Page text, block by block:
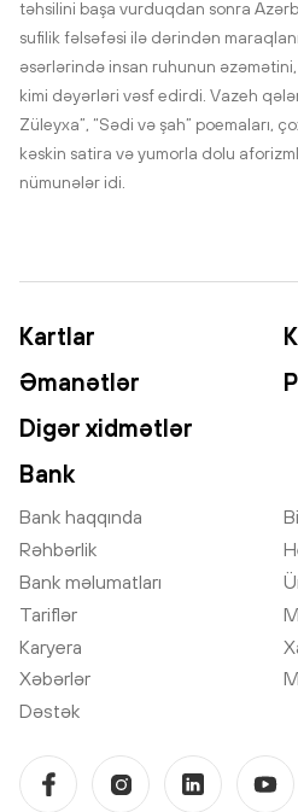
təhsilini başa vurduqdan sonra
sufilik fəlsəfəsi ilə dərindən
əsərlərində insan ruhunun
kimi dəyərləri vəsf edirdi. Vazeh
Züleyxa”, “Sədi və şah” poemaları,
kəskin satira və yumorla dolu
nümunələr idi.
Kartlar
Əmanətlər
Digər xidmətlər
Bank
Bank haqqında
Rəhbərlik
Bank məlumatları
Tariflər
Karyera
Xəbərlər
Dəstək